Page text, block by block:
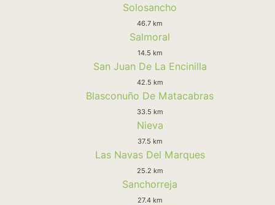
Solosancho
46.7 km
Salmoral
14.5 km
San Juan De La Encinilla
42.5 km
Blasconuño De Matacabras
33.5 km
Nieva
37.5 km
Las Navas Del Marques
25.2 km
Sanchorreja
27.4 km